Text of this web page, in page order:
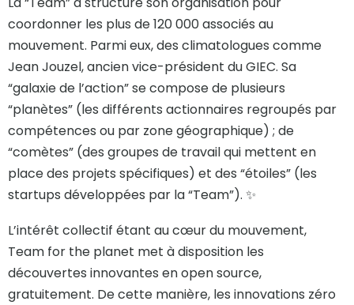
coordonner les plus de 120 000 associés au
mouvement. Parmi eux, des climatologues comme
Jean Jouzel, ancien vice-président du GIEC. Sa
“galaxie de l’action” se compose de plusieurs
“planètes” (les différents actionnaires regroupés par
compétences ou par zone géographique) ; de
“comètes” (des groupes de travail qui mettent en
place des projets spécifiques) et des “étoiles” (les
startups développées par la “Team”). ✨
L’intérêt collectif étant au cœur du mouvement,
Team for the planet met à disposition les
découvertes innovantes en open source,
gratuitement. De cette manière, les innovations zéro